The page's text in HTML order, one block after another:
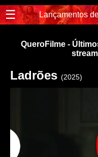
☰ Lançamentos
QueroFilme -
Ladrões (2025)